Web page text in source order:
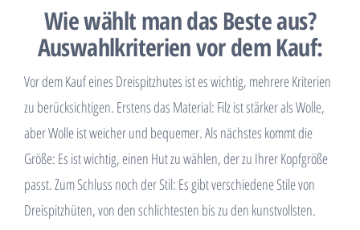
Wie wählt man das Beste aus?
Auswahlkriterien vor dem Kauf:
Vor dem Kauf eines Dreispitzhutes ist es wichtig, mehrere Kriterien
zu berücksichtigen. Erstens das Material: Filz ist stärker als Wolle,
aber Wolle ist weicher und bequemer. Als nächstes kommt die
Größe: Es ist wichtig, einen Hut zu wählen, der zu Ihrer Kopfgröße
passt. Zum Schluss noch der Stil: Es gibt verschiedene Stile von
Dreispitzhüten, von den schlichtesten bis zu den kunstvollsten.